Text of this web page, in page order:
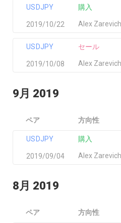
USDJPY
Alex Zarevich
購入
2019/10/22
USDJPY
Alex Zarevich
セール
2019/10/08
9月 2019
ペア 方向性
USDJPY
Alex Zarevich
購入
2019/09/04
8月 2019
ペア 方向性